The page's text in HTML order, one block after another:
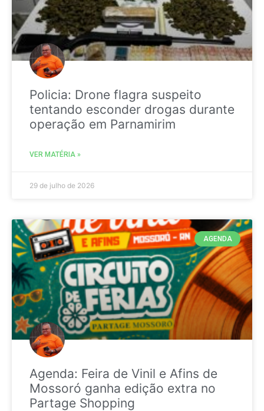
Policia: Drone flagra suspeito
tentando esconder drogas durante
operação em Parnamirim
VER MATÉRIA »
29 de julho de 2026
AGENDA
Agenda: Feira de Vinil e Afins de
Mossoró ganha edição extra no
Partage Shopping